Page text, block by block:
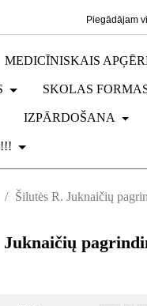
Piegādājam
MEDICĪNISKAIS
SKOLAS
IZPĀRDOŠANA
Šilutės R. Juknaičių
Juknaičių